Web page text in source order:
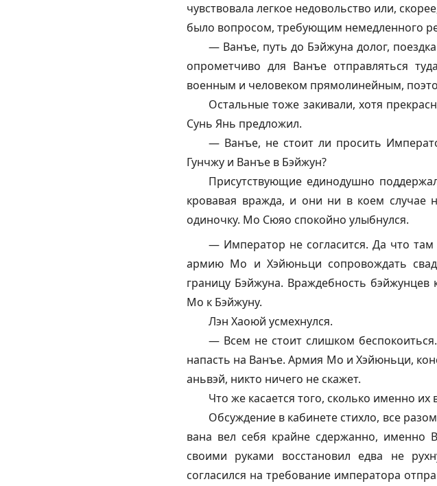
чувствовала легкое недовольство или,
было вопросом, требующим немедленного
— Ванъе, путь до Бэйжуна долог,
опрометчиво для Ванъе отправляться
военным и человеком прямолинейным,
Остальные тоже закивали, хотя
Сунь Янь предложил.
— Ванъе, не стоит ли просить
Гунчжу и Ванъе в Бэйжун?
Присутствующие единодушно
кровавая вражда, и они ни в коем случае
одиночку. Мо Сюяо спокойно улыбнулся.
— Император не согласится. Да что
армию Мо и Хэйюньци сопровождать
границу Бэйжуна. Враждебность
Мо к Бэйжуну.
Лэн Хаоюй усмехнулся.
— Всем не стоит слишком
напасть на Ванъе. Армия Мо и Хэйюньци,
аньвэй, никто ничего не скажет.
Что же касается того, сколько именно
Обсуждение в кабинете стихло, все
вана вел себя крайне сдержанно,
своими руками восстановил едва не
согласился на требование императора